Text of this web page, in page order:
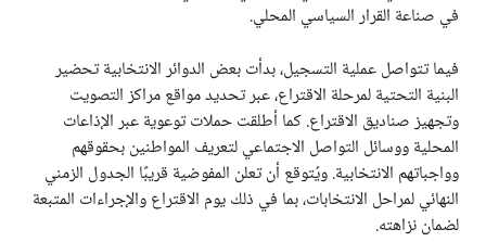
في صناعة القرار السياسي المحلي.
فيما تتواصل عملية التسجيل، بدأت بعض الدوائر الانتخابية تحضير
البنية التحتية لمرحلة الاقتراع، عبر تحديد مواقع مراكز التصويت
وتجهيز صناديق الاقتراع. كما أطلقت حملات توعوية عبر الإذاعات
المحلية ووسائل التواصل الاجتماعي لتعريف المواطنين بحقوقهم
وواجباتهم الانتخابية. ويُتوقع أن تعلن المفوضية قريبًا الجدول الزمني
النهائي لمراحل الانتخابات، بما في ذلك يوم الاقتراع والإجراءات المتبعة
لضمان نزاهته.